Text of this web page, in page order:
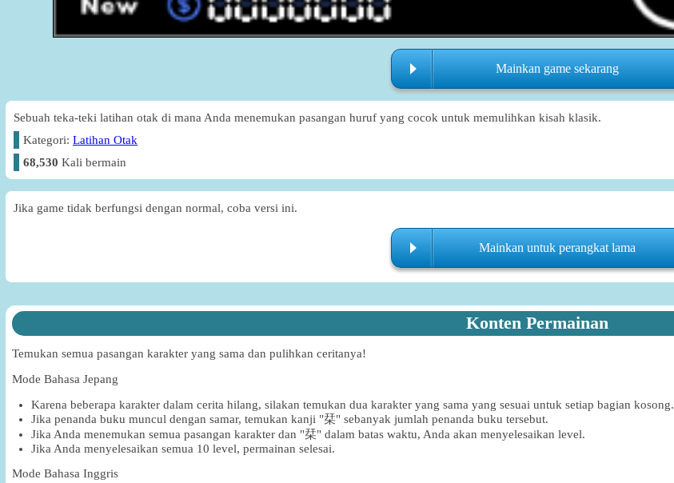
Mainkan game sekarang
Sebuah teka-teki latihan otak di mana Anda menemukan pasangan huruf yang cocok untuk memulihkan kisah klasik.
Kategori:Latihan Otak
68,530 Kali bermain
Jika game tidak berfungsi dengan normal, coba versi ini.
Mainkan untuk perangkat lama
Konten Permainan
Temukan semua pasangan karakter yang sama dan pulihkan ceritanya!
Mode Bahasa Jepang
Karena beberapa karakter dalam cerita hilang, silakan temukan dua karakter yang sama yang sesuai untuk setiap bagian kosong.
Jika penanda buku muncul dengan samar, temukan kanji "栞" sebanyak jumlah penanda buku tersebut.
Jika Anda menemukan semua pasangan karakter dan "栞" dalam batas waktu, Anda akan menyelesaikan level.
Jika Anda menyelesaikan semua 10 level, permainan selesai.
Mode Bahasa Inggris